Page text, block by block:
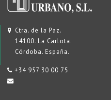
Ctra. de la Paz.
14100. La Carlota.
Córdoba. España.
+34 957 30 00 75